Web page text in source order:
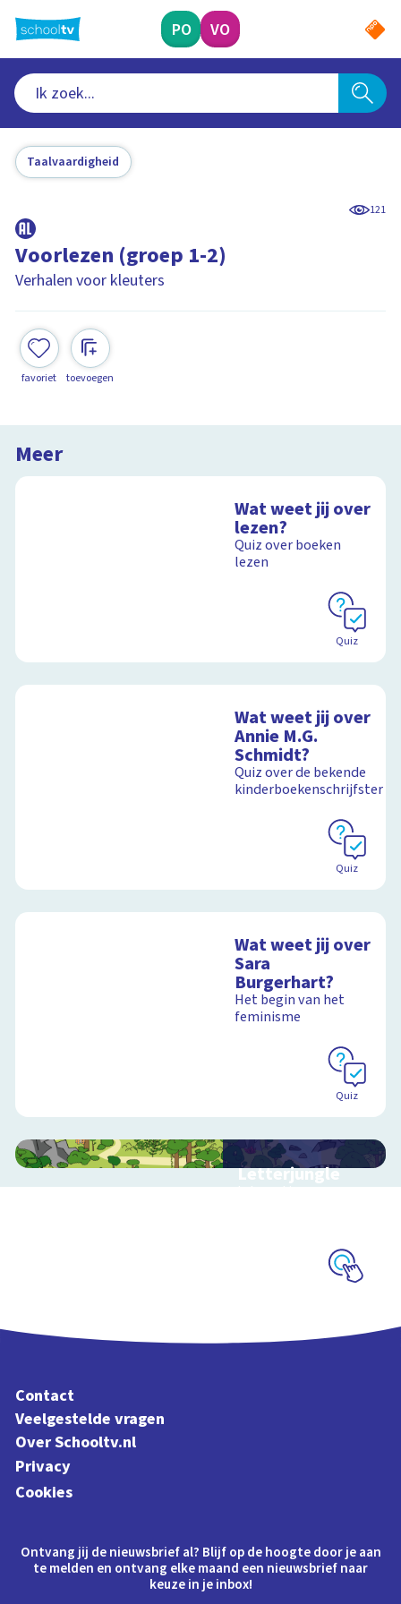
naar
hoofdinhoud
PO VO
Taalvaardigheid
121
Voorlezen (groep 1-2)
Verhalen voor kleuters
favoriet toevoegen
Meer
Wat weet jij over
lezen?
Quiz over boeken
lezen
Quiz
Wat weet jij over
Annie M.G.
Schmidt?
Quiz over de bekende
kinderboekenschrijfster
Quiz
Wat weet jij over
Sara
Burgerhart?
Het begin van het
feminisme
Quiz
Letterjungle
Interactieve
Contact
Veelgestelde vragen
Over Schooltv.nl
Privacy
Cookies
Ontvang jij de nieuwsbrief al? Blijf op de hoogte door je aan
te melden en ontvang elke maand een nieuwsbrief naar
keuze in je inbox!